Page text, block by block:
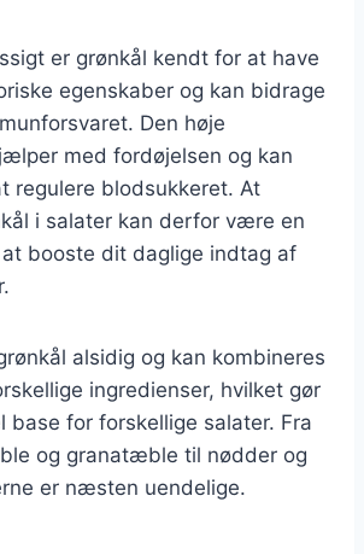
er grønkål kendt for at have
egenskaber og kan bidrage
Den høje
med fordøjelsen og kan
regulere blodsukkeret. At
i salater kan derfor være en
booste dit daglige indtag af
alsidig og kan kombineres
ingredienser, hvilket gør
base for forskellige salater. Fra
og granatæble til nødder og
er næsten uendelige.